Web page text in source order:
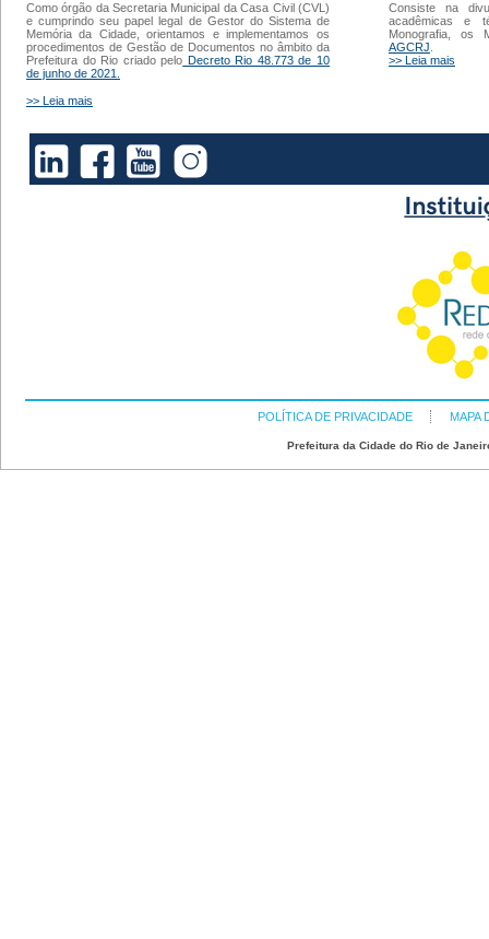
Como órgão da Secretaria Municipal da Casa Civil (CVL)
e cumprindo seu papel legal de Gestor do Sistema de
Memória da Cidade, orientamos e implementamos os
procedimentos de Gestão de Documentos no âmbito da
Prefeitura do Rio criado pelo Decreto Rio 48.773 de 10
de junho de 2021.
>> Leia mais
Consiste na
acadêmicas e
Monografia, os
AGCRJ
>> Leia mais
POLÍTICA DE PRIVACIDADE MAPA
Prefeitura da Cidade do Rio de